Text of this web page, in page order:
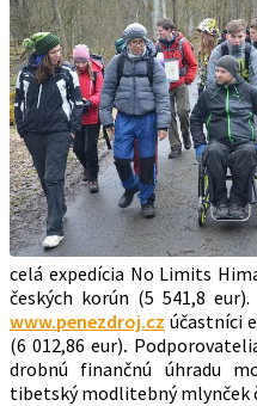
celá expedícia No Limits
českých korún (5 541,8 eur).
www.penezdroj.cz účastníci
(6 012,86 eur).
drobnú finančnú úhradu
tibetský modlitebný mlynček